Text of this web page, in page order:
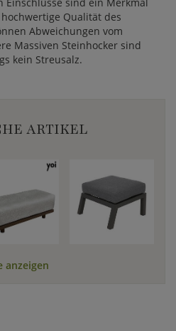
Qualität des
Abweichungen vom
Massiven Steinhocker sind
kein Streusalz.
ARTIKEL
anzeigen